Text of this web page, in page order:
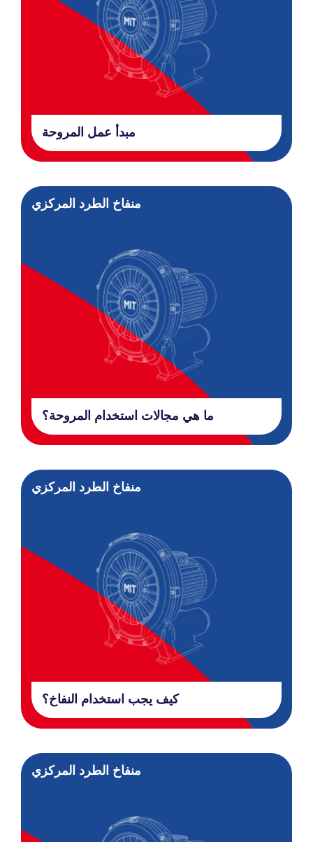
مبدأ عمل المروحة
منفاخ الطرد المركزي
ما هي مجالات استخدام المروحة؟
منفاخ الطرد المركزي
كيف يجب استخدام النفاخ؟
منفاخ الطرد المركزي